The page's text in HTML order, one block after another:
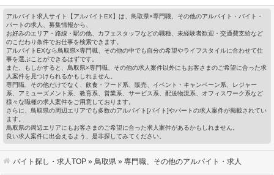
アルバイト求人サイト【アルバイトEX】は、鳥取県×専門職、その他のアルバイト・バイト・
パートの求人、募集情報から、
お好みのエリア・路線・駅の他、カフェスタッフなどの職種、未経験者歓迎・交通費支給など
のこだわり条件でお仕事を検索できます。
アルバイトEXなら鳥取県×専門職、その他の中でも自分の希望やライフスタイルに合わせて仕
事を選ぶことができるはずです。
また、もしかすると、鳥取県×専門職、その他の求人案件以外にもお客さまのご希望に合った求
人案件を見つけられるかもしれません。
専門職、その他だけでなく、飲食・フード系、販売、イベント・キャンペーン系、レジャー
系、アミューズメント系、教育系、営業系、サービス系、配送物流系、オフィスワーク系など
様々な職種の求人案件をご用意しております。
さらに、鳥取県の周辺エリアでも多数のアルバイト[バイト]やパートの求人案件が掲載されてい
ます。
鳥取県の周辺エリアにもお客さまのご希望に合った求人案件があるかもしれません。
良い求人案件に出会えるよう、是非探してみてください。
バイト探し・求人TOP » 鳥取県 » 専門職、その他のアルバイト・求人